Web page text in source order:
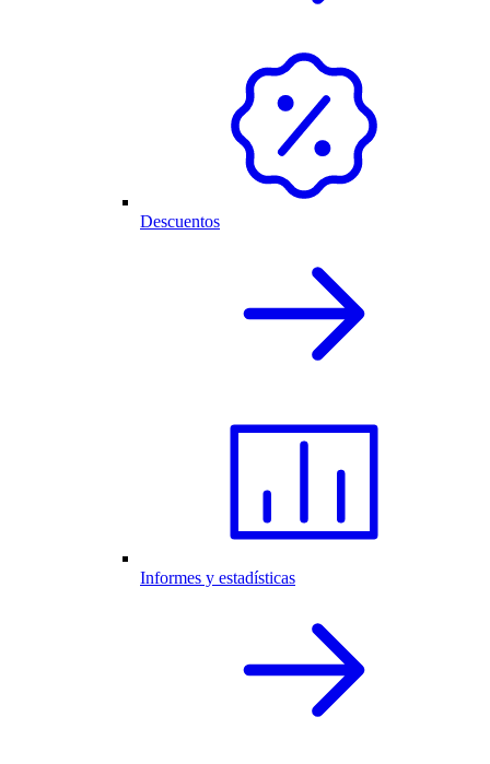
Descuentos
Informes y estadísticas